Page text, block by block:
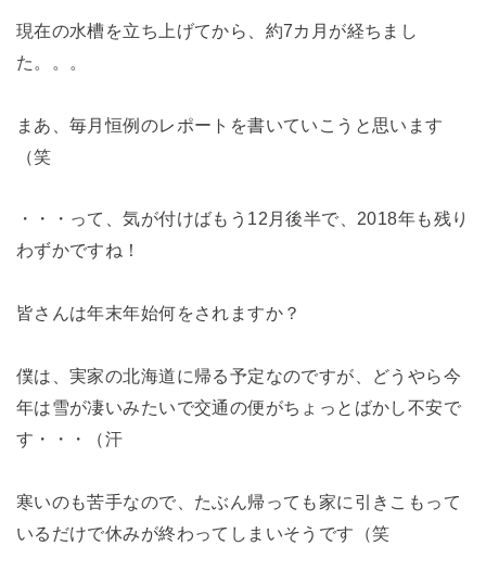
現在の水槽を立ち上げてから、約7カ月が経ちまし
た。。。
まあ、毎月恒例のレポートを書いていこうと思います
（笑
・・・って、気が付けばもう12月後半で、2018年も残り
わずかですね！
皆さんは年末年始何をされますか？
僕は、実家の北海道に帰る予定なのですが、どうやら今
年は雪が凄いみたいで交通の便がちょっとばかし不安で
す・・・（汗
寒いのも苦手なので、たぶん帰っても家に引きこもって
いるだけで休みが終わってしまいそうです（笑